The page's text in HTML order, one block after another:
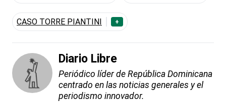
CASO TORRE PIANTINI +
Diario Libre
Periódico líder de República Dominicana
centrado en las noticias generales y el
periodismo innovador.